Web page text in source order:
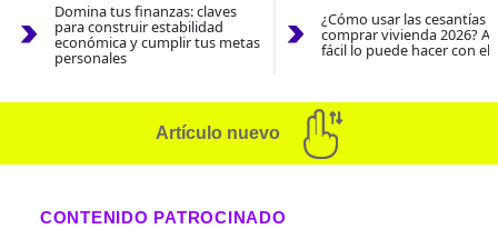
Domina tus finanzas: claves
para construir estabilidad
económica y cumplir tus metas
personales
¿Cómo usar las cesantías
comprar vivienda 2026?
fácil lo puede hacer con el
Artículo nuevo
CONTENIDO PATROCINADO